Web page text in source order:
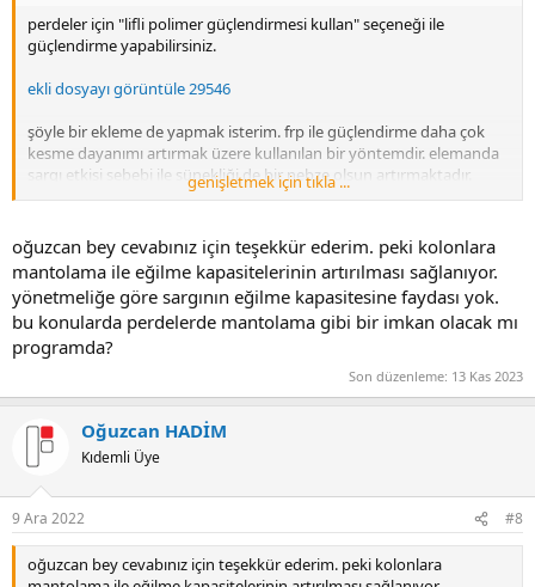
perdeler için "lifli polimer güçlendirmesi kullan" seçeneği ile
güçlendirme yapabilirsiniz.
ekli dosyayı görüntüle 29546
şöyle bir ekleme de yapmak isterim. frp ile güçlendirme daha çok
kesme dayanımı artırmak üzere kullanılan bir yöntemdir. elemanda
sargı etkisi sebebi ile sünekliği de bir nebze olsun artırmaktadır.
ancak programda "etriye sıklaştırması var" seçeneği işaretli ile ciddi
etkisi de hesapladığı için, frp tanımlandığında hesaplanan sargı
etkisinden çok farklı sonuçlar beklenmemektedir.
detaylar için idecad bilgi bankası 'nı inceleyebilirsiniz.
bu linki görmek için izniniz yok.
giriş yap veya üye ol.
bu linki görmek için izniniz yok.
saygılarımla...
genişletmek için tıkla ...
oğuzcan bey cevabınız için teşekkür ederim. peki kolonlara
mantolama ile eğilme kapasitelerinin artırılması sağlanıyor.
yönetmeliğe göre sargının eğilme kapasitesine faydası yok.
bu konularda perdelerde mantolama gibi bir imkan olacak mı
programda?
Son düzenleme: 13 Kas 2023
Oğuzcan HADİM
Kıdemli Üye
9 Ara 2022 #8
oğuzcan bey cevabınız için teşekkür ederim. peki kolonlara